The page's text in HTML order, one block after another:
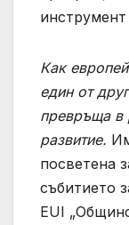
Как
един от
превръща в
развитие.
посветена
събитието
EUI